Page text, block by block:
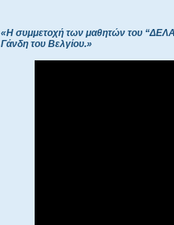
«Η συμμετοχή των μαθητών του
Γάνδη του Βελγίου.»